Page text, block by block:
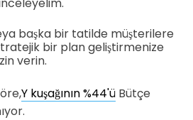
başka bir tatilde müşterilere
bir plan geliştirmenize
verin.
Y kuşağının %44'ü Bütçe